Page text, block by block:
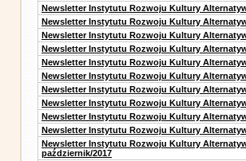
Newsletter Instytutu Rozwoju Kultury
Newsletter Instytutu Rozwoju Kultury
Newsletter Instytutu Rozwoju Kultury
Newsletter Instytutu Rozwoju Kultury
Newsletter Instytutu Rozwoju Kultury
Newsletter Instytutu Rozwoju Kultury
Newsletter Instytutu Rozwoju Kultury
Newsletter Instytutu Rozwoju Kultury
Newsletter Instytutu Rozwoju Kultury
Newsletter Instytutu Rozwoju Kultury
Newsletter Instytutu Rozwoju Kultury
październik/2017